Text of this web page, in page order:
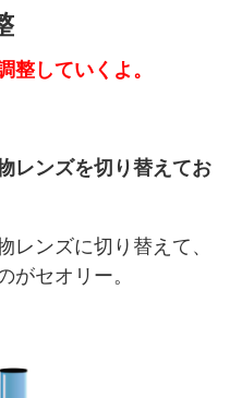
整していくよ。
レンズを切り替えてお
レンズに切り替えて、
セオリー。